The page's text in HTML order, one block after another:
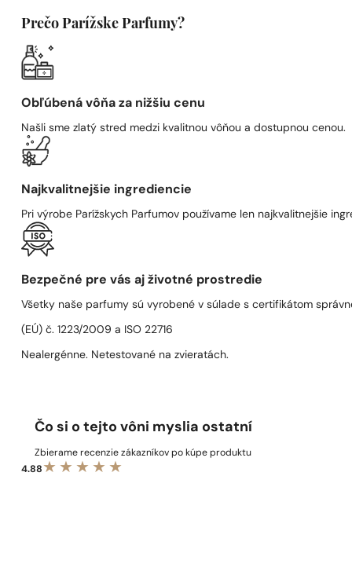
Prečo Parížske Parfumy?
Obľúbená vôňa za nižšiu cenu
Našli sme zlatý stred medzi kvalitnou vôňou a dostupnou cenou.
Najkvalitnejšie ingrediencie
Pri výrobe Parížskych Parfumov používame len najkvalitnejšie
Bezpečné pre vás aj životné prostredie
Všetky naše parfumy sú vyrobené v súlade s certifikátom
(EÚ) č. 1223/2009 a ISO 22716
Nealergénne. Netestované na zvieratách.
Čo si o tejto vôni myslia ostatní
Zbierame recenzie zákazníkov po kúpe produktu
4.88